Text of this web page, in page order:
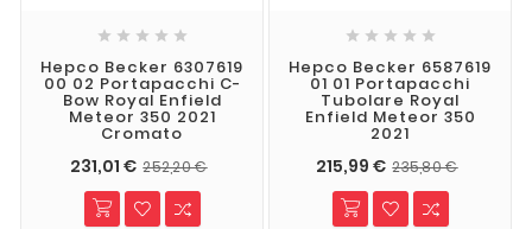
    
Hepco Becker 6307619
00 02 Portapacchi C-
Bow Royal Enfield
Meteor 350 2021
Cromato
231,01 € 252,20 €
    
Hepco Becker 6587619
01 01 Portapacchi
Tubolare Royal
Enfield Meteor 350
2021
215,99 € 235,80 €